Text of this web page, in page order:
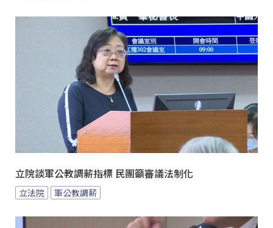
立院談軍公教調薪指標 民團籲審議法制化
立法院 軍公教調薪